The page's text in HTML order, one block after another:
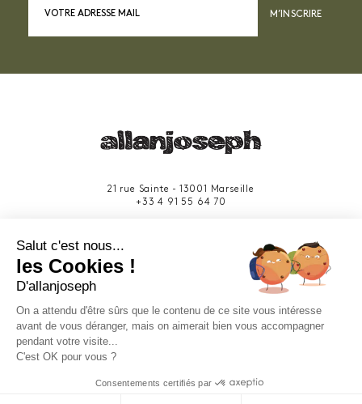
M’INSCRIRE
21 rue Sainte - 13001 Marseille
+33 4 91 55 64 70
Provence-Alpes-Côte d'Azur.
Salut c'est nous...
les Cookies !
D'allanjoseph
On a attendu d'être sûrs que le contenu de ce site vous intéresse
avant de vous déranger, mais on aimerait bien vous accompagner
pendant votre visite...
C'est OK pour vous ?
Consentements certifiés par